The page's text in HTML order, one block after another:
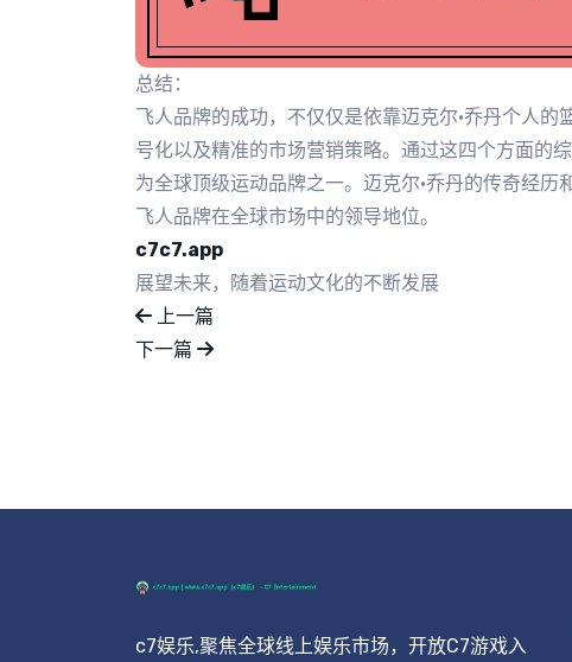
总结：
飞人品牌的成功，不仅仅是依靠迈克尔·乔丹个人
号化以及精准的市场营销策略。通过这四个方面的
为全球顶级运动品牌之一。迈克尔·乔丹的传奇经
飞人品牌在全球市场中的领导地位。
c7c7.app
展望未来，随着运动文化的不断发展
上一篇
下一篇
c7娱乐,聚焦全球线上娱乐市场，开放C7游戏入